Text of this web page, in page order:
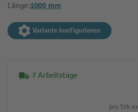
Länge:1000 mm
Variante konfigurieren
7 Arbeitstage
pro Stk